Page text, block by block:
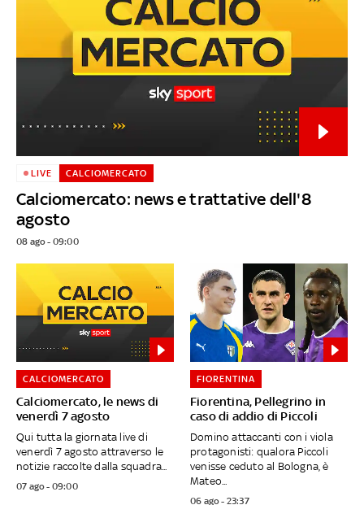
Calciomercato: news e trattative dell'8
agosto
LIVE CALCIOMERCATO
08 ago - 09:00
Calciomercato, le news di
venerdì 7 agosto
CALCIOMERCATO
Qui tutta la giornata live di
venerdì 7 agosto attraverso le
notizie raccolte dalla squadra...
07 ago - 09:00
Fiorentina, Pellegrino in
caso di addio di Piccoli
FIORENTINA
Domino attaccanti con i viola
protagonisti: qualora Piccoli
venisse ceduto al Bologna, è
Mateo...
06 ago - 23:37